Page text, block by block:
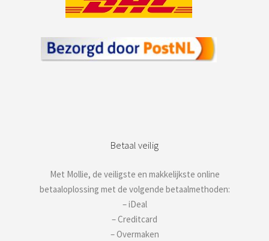
Betaal veilig
Met Mollie, de veiligste en makkelijkste online
betaaloplossing met de volgende betaalmethoden:
– iDeal
– Creditcard
– Overmaken